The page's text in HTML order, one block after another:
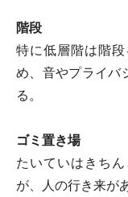
階段
特に低層階は階
め、音やプライバ
る。
ゴミ置き場
たいていはきち
が、人の行き来が